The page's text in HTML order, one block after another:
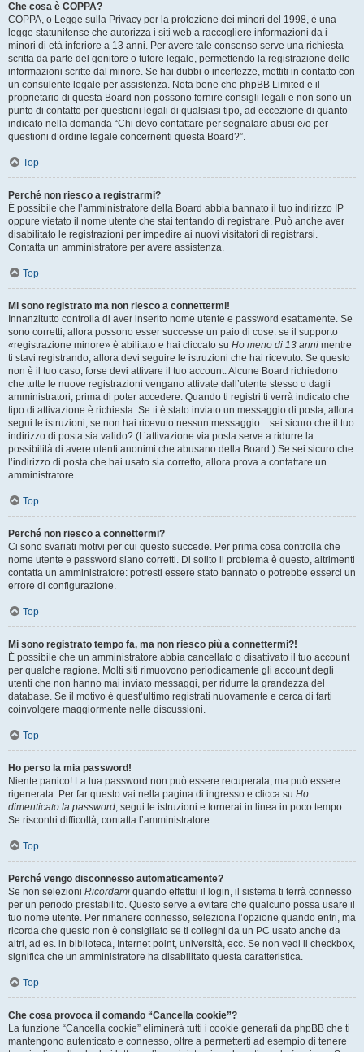
Che cosa è COPPA?
COPPA, o Legge sulla Privacy per la protezione dei minori del 1998, è una
legge statunitense che autorizza i siti web a raccogliere informazioni da i
minori di età inferiore a 13 anni. Per avere tale consenso serve una richiesta
scritta da parte del genitore o tutore legale, permettendo la registrazione delle
informazioni scritte dal minore. Se hai dubbi o incertezze, mettiti in contatto con
un consulente legale per assistenza. Nota bene che phpBB Limited e il
proprietario di questa Board non possono fornire consigli legali e non sono un
punto di contatto per questioni legali di qualsiasi tipo, ad eccezione di quanto
indicato nella domanda “Chi devo contattare per segnalare abusi e/o per
questioni d’ordine legale concernenti questa Board?”.
Top
Perché non riesco a registrarmi?
È possibile che l’amministratore della Board abbia bannato il tuo indirizzo IP
oppure vietato il nome utente che stai tentando di registrare. Può anche aver
disabilitato le registrazioni per impedire ai nuovi visitatori di registrarsi.
Contatta un amministratore per avere assistenza.
Top
Mi sono registrato ma non riesco a connettermi!
Innanzitutto controlla di aver inserito nome utente e password esattamente. Se
sono corretti, allora possono esser successe un paio di cose: se il supporto
«registrazione minore» è abilitato e hai cliccato su Ho meno di 13 anni mentre
ti stavi registrando, allora devi seguire le istruzioni che hai ricevuto. Se questo
non è il tuo caso, forse devi attivare il tuo account. Alcune Board richiedono
che tutte le nuove registrazioni vengano attivate dall’utente stesso o dagli
amministratori, prima di poter accedere. Quando ti registri ti verrà indicato che
tipo di attivazione è richiesta. Se ti è stato inviato un messaggio di posta, allora
segui le istruzioni; se non hai ricevuto nessun messaggio... sei sicuro che il tuo
indirizzo di posta sia valido? (L’attivazione via posta serve a ridurre la
possibilità di avere utenti anonimi che abusano della Board.) Se sei sicuro che
l’indirizzo di posta che hai usato sia corretto, allora prova a contattare un
amministratore.
Top
Perché non riesco a connettermi?
Ci sono svariati motivi per cui questo succede. Per prima cosa controlla che
nome utente e password siano corretti. Di solito il problema è questo, altrimenti
contatta un amministratore: potresti essere stato bannato o potrebbe esserci un
errore di configurazione.
Top
Mi sono registrato tempo fa, ma non riesco più a connettermi?!
È possibile che un amministratore abbia cancellato o disattivato il tuo account
per qualche ragione. Molti siti rimuovono periodicamente gli account degli
utenti che non hanno mai inviato messaggi, per ridurre la grandezza del
database. Se il motivo è quest’ultimo registrati nuovamente e cerca di farti
coinvolgere maggiormente nelle discussioni.
Top
Ho perso la mia password!
Niente panico! La tua password non può essere recuperata, ma può essere
rigenerata. Per far questo vai nella pagina di ingresso e clicca su Ho
dimenticato la password, segui le istruzioni e tornerai in linea in poco tempo.
Se riscontri difficoltà, contatta l’amministratore.
Top
Perché vengo disconnesso automaticamente?
Se non selezioni Ricordami quando effettui il login, il sistema ti terrà connesso
per un periodo prestabilito. Questo serve a evitare che qualcuno possa usare il
tuo nome utente. Per rimanere connesso, seleziona l’opzione quando entri, ma
ricorda che questo non è consigliato se ti colleghi da un PC usato anche da
altri, ad es. in biblioteca, Internet point, università, ecc. Se non vedi il checkbox,
significa che un amministratore ha disabilitato questa caratteristica.
Top
Che cosa provoca il comando “Cancella cookie”?
La funzione “Cancella cookie” eliminerà tutti i cookie generati da phpBB che ti
mantengono autenticato e connesso, oltre a permetterti ad esempio di tenere